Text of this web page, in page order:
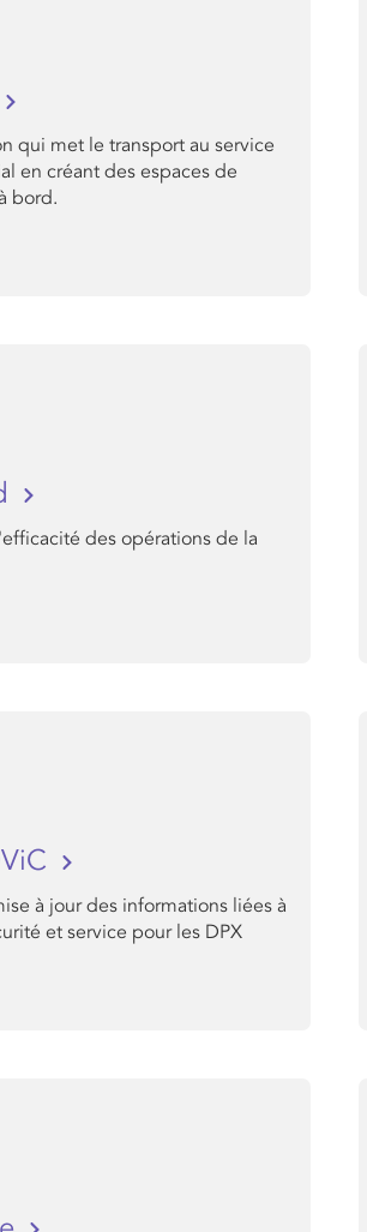
qui met le transport au service
en créant des espaces de
bord.
des opérations de la
à jour des informations liées à
et service pour les DPX